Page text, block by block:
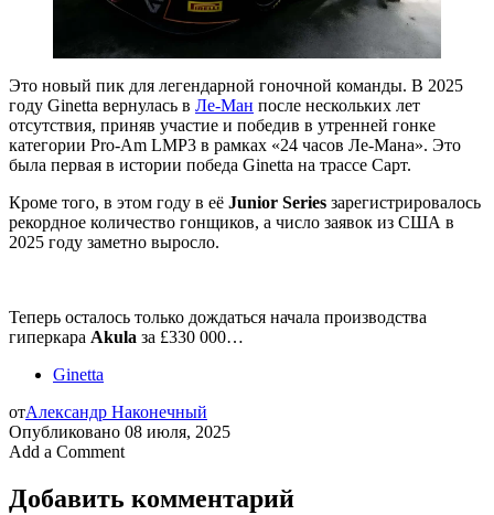
Это новый пик для легендарной гоночной команды. В 2025
году Ginetta вернулась в Ле-Ман после нескольких лет
отсутствия, приняв участие и победив в утренней гонке
категории Pro-Am LMP3 в рамках «24 часов Ле-Мана». Это
была первая в истории победа Ginetta на трассе Сарт.
Кроме того, в этом году в её Junior Series зарегистрировалось
рекордное количество гонщиков, а число заявок из США в
2025 году заметно выросло.
Теперь осталось только дождаться начала производства
гиперкара Akula за £330 000…
Ginetta
отАлександр Наконечный
Опубликовано 08 июля, 2025
Add a Comment
Добавить комментарий